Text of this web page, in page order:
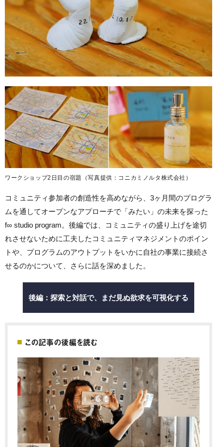
ワークショップ2日目の宿題（写真提供：コニカミノルタ株式会社）
コミュニティ参加者の創造性を高めながら、3ヶ月間のプログラ
ムを通してオープンなアプローチで「みたい」の未来を探った
f∞ studio program。後編では、コミュニティの盛り上げを途切
れさせないために工夫したコミュニティマネジメントのポイン
トや、プログラムのアウトプットをいかに自社の事業に接続さ
せるのかについて、さらに話を深めました。
後編：探索と対話で、まだ見ぬ欲求を可視化する
この記事の後編を読む